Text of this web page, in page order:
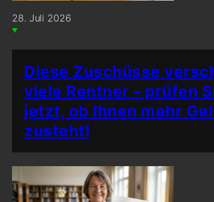
28. Juli 2026
Diese Zuschüsse
viele Rentner – prüfen
jetzt, ob Ihnen mehr
zusteht!